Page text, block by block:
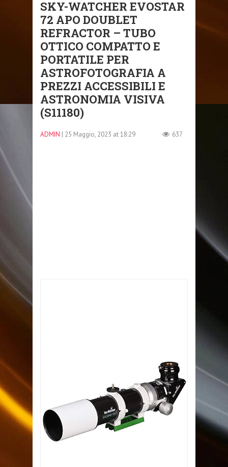
SKY-WATCHER EVOSTAR
72 APO DOUBLET
REFRACTOR – TUBO
OTTICO COMPATTO E
PORTATILE PER
ASTROFOTOGRAFIA A
PREZZI ACCESSIBILI E
ASTRONOMIA VISIVA
(S11180)
ADMIN | 25 Maggio, 2023 at 18:29 637